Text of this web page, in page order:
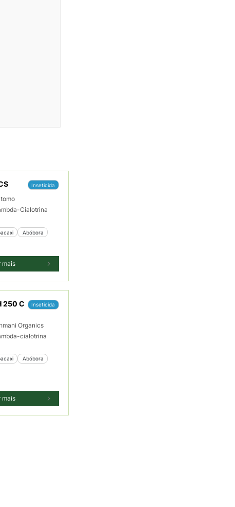
Inseticida
Cialotrina
Abóbora
mais
250 C
Inseticida
Organics
cialotrina
Abóbora
mais